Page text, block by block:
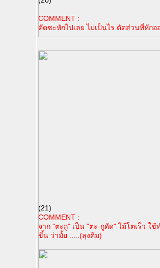
COMMENT :
ดัดซะหักไปเลย ไม่เป็นไร ตัดส่วนที่หักอ
(21)
COMMENT :
จาก "ตะกู" เป็น "ตะ-กูดัด" ไม้โตเร็ว
ขึ้น ว่ามั้ย .....(ลุงคิม)